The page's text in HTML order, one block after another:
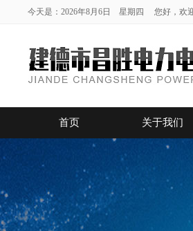
今天是：2026年8月6日 星期四 您好，欢
首页 关于我们